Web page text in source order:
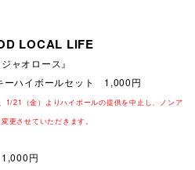
LOCAL LIFE
ャオロース』
ーハイボールセット 1,000円
1/21（金）よりハイボールの提供を中止し、ノンア
更させていただきます。
円